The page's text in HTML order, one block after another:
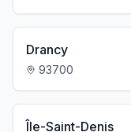
Drancy
93700
Île-Saint-Denis